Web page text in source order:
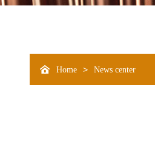
Home > News center